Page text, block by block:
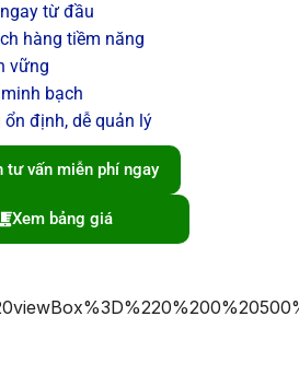
từ đầu
hàng tiềm năng
vững
bạch
định, dễ quản lý
tư vấn miễn phí ngay
Xem bảng giá